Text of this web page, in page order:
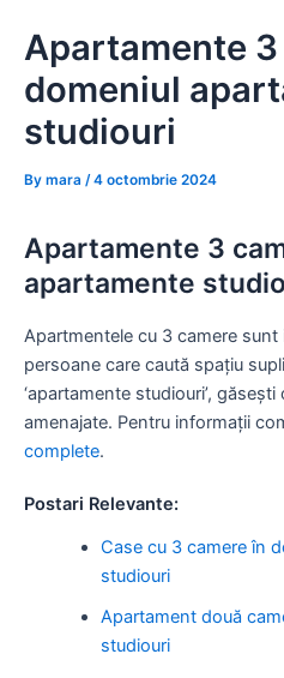
content
Apartamente
domeniul
studiouri
By mara /4 octombrie 2024
Apartamente 3
apartamente
Apartmentele cu 3 camere
persoane care caută spațiu
‘apartamente studiouri’,
amenajate. Pentru informații
complete.
Postari Relevante:
Case cu 3 camere în
studiouri
Apartament două
studiouri